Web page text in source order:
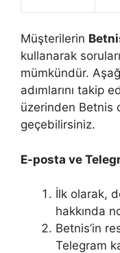
Müşterilerin
kullanarak
mümkündür.
adımlarını takip
üzerinden Betnis
geçebilirsiniz.
E-posta ve
İlk olarak,
hakkında
Betnis’in
Telegram